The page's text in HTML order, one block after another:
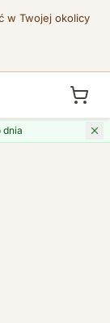
w Twojej okolicy